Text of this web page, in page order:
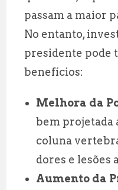
passam a maior
No entanto,
presidente pode
benefícios:
Melhora da
bem projetada
coluna
dores e lesões
Aumento da